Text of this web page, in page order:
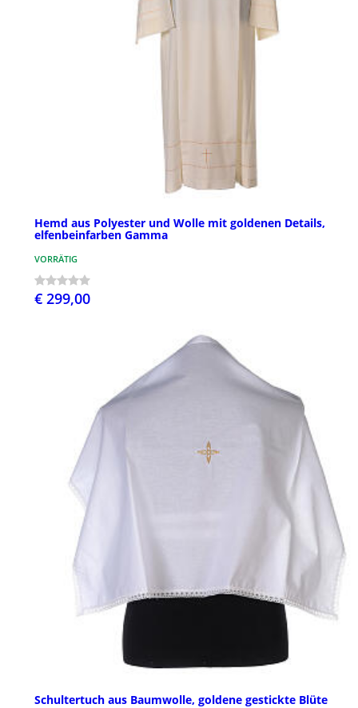
Hemd aus Polyester und Wolle mit goldenen Details,
elfenbeinfarben Gamma
VORRÄTIG
€ 299,00
Schultertuch aus Baumwolle, goldene gestickte Blüte